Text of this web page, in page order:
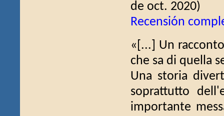
de oct. 2020)
Recensión
«[...] Un
che sa di quella
Una storia
soprattutto
importante